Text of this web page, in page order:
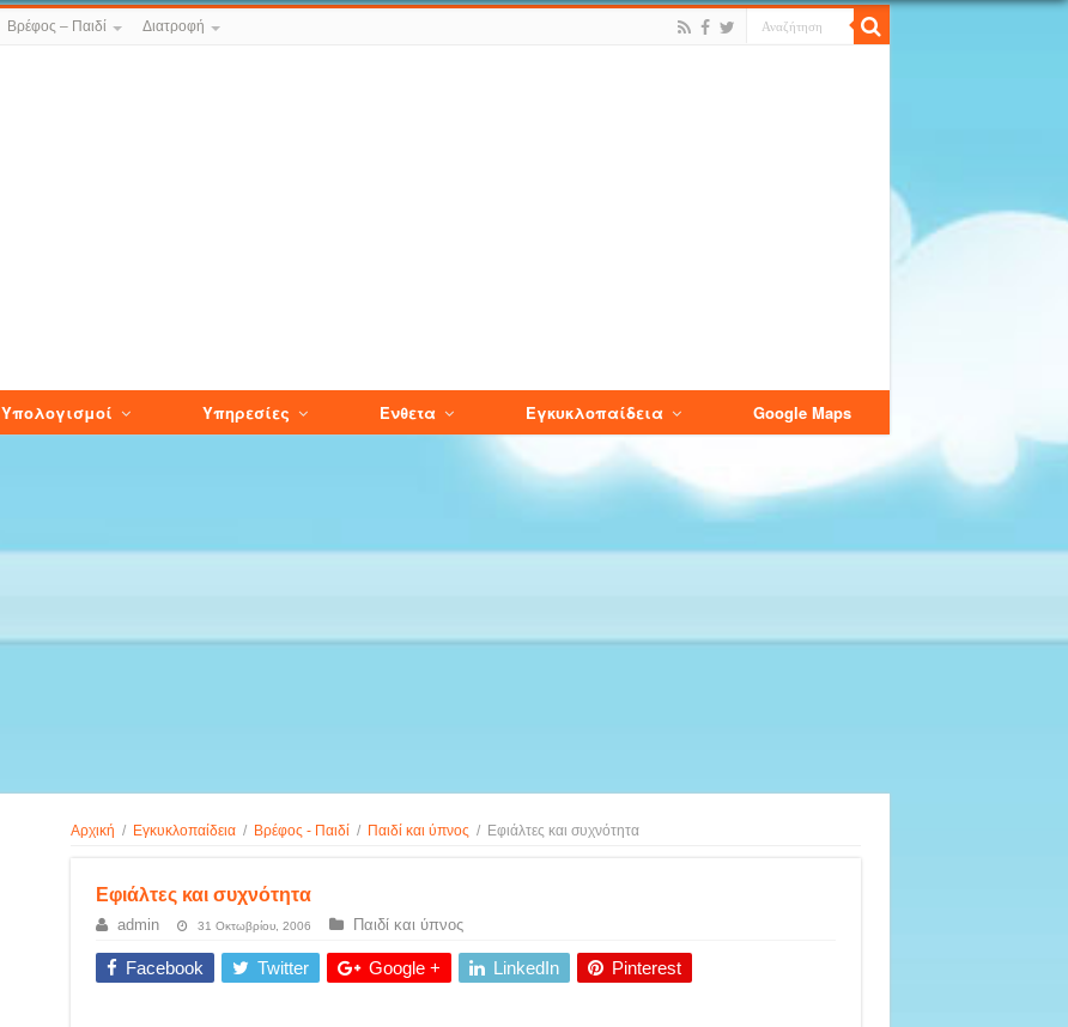
Βρέφος – Παιδί Διατροφή
Υπολογισμοί Υπηρεσίες Ενθετα Εγκυκλοπαίδεια Google Maps
Αρχική / Εγκυκλοπαίδεια / Βρέφος - Παιδί / Παιδί και ύπνος / Εφιάλτες και συχνότητα
Εφιάλτες και συχνότητα
admin 31 Οκτωβρίου, 2006 Παιδί και ύπνος
Facebook Twitter Google + LinkedIn Pinterest